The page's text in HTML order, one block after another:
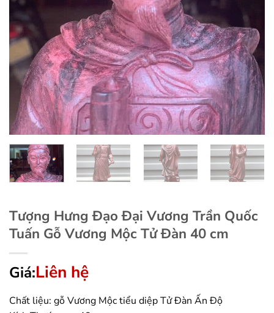
Tượng Hưng Đạo Đại Vương Trần Quốc
Tuấn Gỗ Vương Mộc Tử Đàn 40 cm
Giá:Liên hệ
Chất liệu: gỗ Vương Mộc tiểu diệp Tử Đàn Ấn Độ